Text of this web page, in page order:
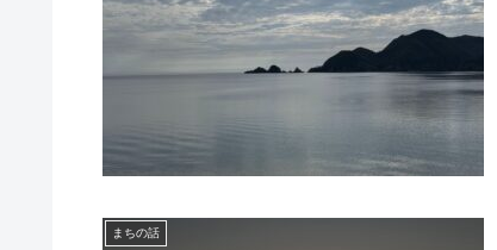
まちの話